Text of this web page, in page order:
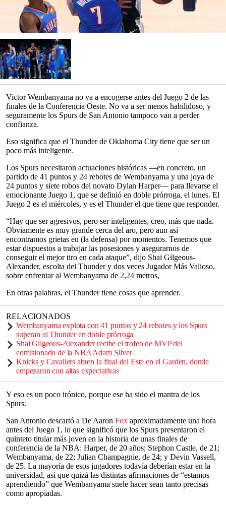
Victor Wembanyama no va a encogerse antes del Juego 2 de las
finales de la Conferencia Oeste. No va a ser menos habilidoso, y
seguramente los Spurs de San Antonio tampoco van a perder
confianza.
Eso significa que el Thunder de Oklahoma City tiene que ser un
poco más inteligente.
Los Spurs necesitaron actuaciones históricas —en concreto, un
partido de 41 puntos y 24 rebotes de Wembanyama y una joya de
24 puntos y siete robos del novato Dylan Harper— para llevarse el
emocionante Juego 1, que se definió en doble prórroga, el lunes. El
Juego 2 es el miércoles, y es el Thunder el que tiene que responder.
“Hay que ser agresivos, pero ser inteligentes, creo, más que nada.
Obviamente es muy grande cerca del aro, pero aun así
encontramos grietas en (la defensa) por momentos. Tenemos que
estar dispuestos a trabajar las posesiones y asegurarnos de
conseguir el mejor tiro en cada ataque”, dijo Shai Gilgeous-
Alexander, escolta del Thunder y dos veces Jugador Más Valioso,
sobre enfrentar al Wembanyama de 2,24 metros,
En otras palabras, el Thunder tiene cosas que aprender.
RELACIONADOS
Wembanyama explota con 41 puntos y 24 rebotes y los Spurs
superan al Thunder en doble prórroga
Shai Gilgeous-Alexander recibe el trofeo de MVP del
comisionado de la NBA Adam Silver
Knicks y Cavaliers abren la final del Este en el Garden, donde
empezaron con altas expectativas
Y eso es un poco irónico, porque ese ha sido el mantra de los
Spurs.
San Antonio descartó a De'Aaron Fox aproximadamente una hora
antes del Juego 1, lo que significó que los Spurs presentaron el
quinteto titular más joven en la historia de unas finales de
conferencia de la NBA: Harper, de 20 años; Stephon Castle, de 21;
Wembanyama, de 22; Julian Champagnie, de 24; y Devin Vassell,
de 25. La mayoría de esos jugadores todavía deberían estar en la
universidad, así que quizá las distintas afirmaciones de “estamos
aprendiendo” que Wembanyama suele hacer sean tanto precisas
como apropiadas.